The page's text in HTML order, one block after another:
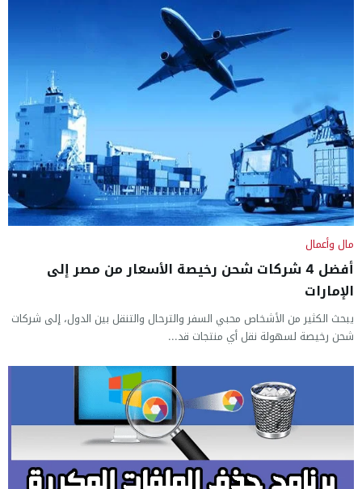
مال وأعمال
أفضل 4 شركات شحن رخيصة الأسعار من مصر إلى
الإمارات
يبحث الكثير من الأشخاص محبي السفر والترحال والتنقل بين الدول، إلى شركات
شحن رخيصة لسهولة نقل أي منتجات قد...